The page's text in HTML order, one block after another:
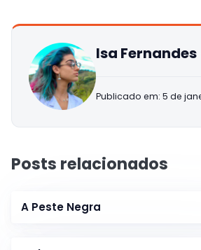
Isa Fernandes
Publicado em: 5 de
Posts relacionados
A Peste Negra